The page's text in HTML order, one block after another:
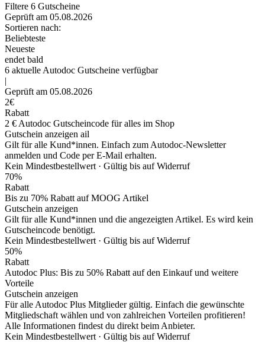
Filtere 6 Gutscheine
Geprüft am 05.08.2026
Sortieren nach:
Beliebteste
Neueste
endet bald
6 aktuelle Autodoc Gutscheine verfügbar
|
Geprüft am 05.08.2026
2€
Rabatt
2 € Autodoc Gutscheincode für alles im Shop
Gutschein anzeigen ail
Gilt für alle Kund*innen. Einfach zum Autodoc-Newsletter
anmelden und Code per E-Mail erhalten.
Kein Mindestbestellwert · Gültig bis auf Widerruf
70%
Rabatt
Bis zu 70% Rabatt auf MOOG Artikel
Gutschein anzeigen
Gilt für alle Kund*innen und die angezeigten Artikel. Es wird kein
Gutscheincode benötigt.
Kein Mindestbestellwert · Gültig bis auf Widerruf
50%
Rabatt
Autodoc Plus: Bis zu 50% Rabatt auf den Einkauf und weitere
Vorteile
Gutschein anzeigen
Für alle Autodoc Plus Mitglieder gültig. Einfach die gewünschte
Mitgliedschaft wählen und von zahlreichen Vorteilen profitieren!
Alle Informationen findest du direkt beim Anbieter.
Kein Mindestbestellwert · Gültig bis auf Widerruf